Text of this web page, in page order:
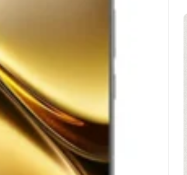
Pernah gak sih kamu mulai
ngerjain sesuatu cuma buat iseng-
iseng, eh ternyata malah jadi
peluang bisnis yang
menguntungkan? Nah, itulah ...
Dari Iseng Jadi Cuan: Kisah
TUM_ATUL yang Ubah
Hampers Jadi Bisnis Kece